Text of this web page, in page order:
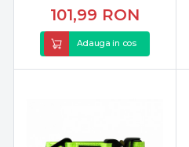
101,99 RON
Adauga in cos